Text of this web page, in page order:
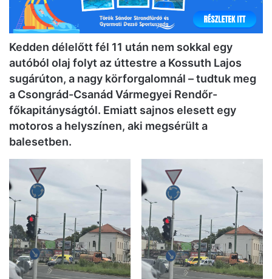
Kedden délelőtt fél 11 után nem sokkal egy
autóból olaj folyt az úttestre a Kossuth Lajos
sugárúton, a nagy körforgalomnál – tudtuk meg
a Csongrád-Csanád Vármegyei Rendőr-
főkapitányságtól. Emiatt sajnos elesett egy
motoros a helyszínen, aki megsérült a
balesetben.